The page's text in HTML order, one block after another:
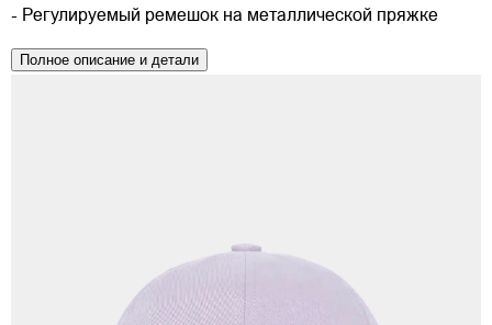
- Регулируемый ремешок на металлической пряжке
Полное описание и детали